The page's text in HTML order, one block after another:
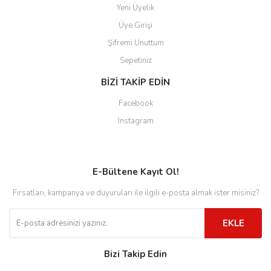
Yeni Üyelik
Üye Girişi
Şifremi Unuttum
Sepetiniz
BİZİ TAKİP EDİN
Facebook
Instagram
E-Bültene Kayıt Ol!
Fırsatları, kampanya ve duyuruları ile ilgili e-posta almak ister misiniz?
EKLE
Bizi Takip Edin